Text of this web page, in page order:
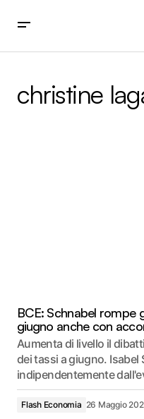
christine
BCE: Schnabel rompe
giugno anche con
Aumenta di livello il
dei tassi a giugno. Isabel
indipendentemente
Flash Economia 26 Maggio